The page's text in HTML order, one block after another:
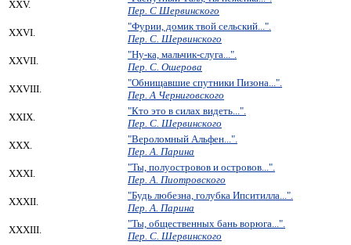
XXV.
Пер. С Шервинского
XXVI.
"Фурии, домик твой сельский...".
Пер. С. Шервинского
XXVII.
"Ну-ка, мальчик-слуга...".
Пер. С. Ошерова
XXVIII.
"Обнищавшие спутники Пизона...".
Пер. А Черниговского
XXIX.
"Кто это в силах видеть...".
Пер. С. Шервинского
XXX.
"Вероломный Альфен...".
Пер. А. Парина
XXXI.
"Ты, полуостровов и островов...".
Пер. А. Пиотровского
XXXII.
"Будь любезна, голубка Ипситилла...".
Пер. А. Парина
XXXIII.
"Ты, общественных бань ворюга...".
Пер. С. Шервинского